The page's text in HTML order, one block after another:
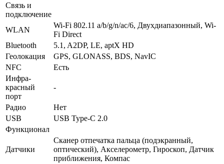
Связь и
подключение
WLAN
Wi-Fi 802.11 a/b/g/n/ac/6, Двухдиапазонный, Wi-
Fi Direct
Bluetooth
5.1, A2DP, LE, aptX HD
Геолока­ция
GPS, GLONASS, BDS, NavIC
NFC
Есть
Инфра­
красный
порт
-
Радио
Нет
USB
USB Type-C 2.0
Функционал
Датчики
Сканер отпечатка пальца (подэкранный,
оптический), Акселерометр, Гироскоп, Датчик
приближения, Компас